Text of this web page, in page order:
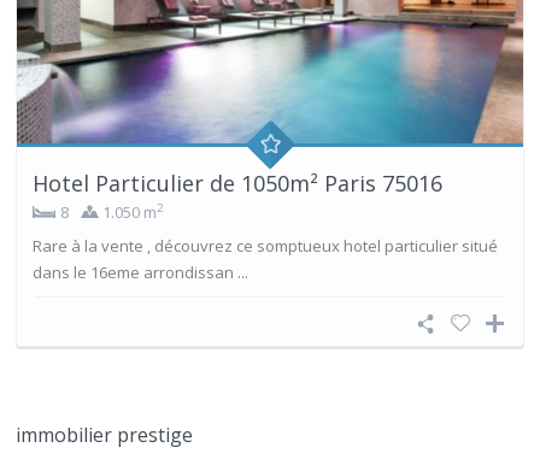
Hotel Particulier de 1050m² Paris 75016
8 1.050 m2
Rare à la vente , découvrez ce somptueux hotel particulier situé
dans le 16eme arrondissan ...
immobilier prestige